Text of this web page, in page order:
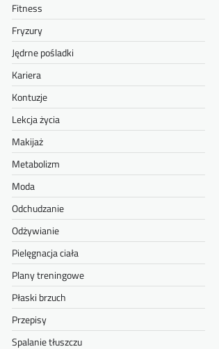
Fitness
Fryzury
Jędrne pośladki
Kariera
Kontuzje
Lekcja życia
Makijaż
Metabolizm
Moda
Odchudzanie
Odżywianie
Pielęgnacja ciała
Plany treningowe
Płaski brzuch
Przepisy
Spalanie tłuszczu